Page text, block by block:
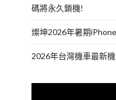
碼將永久鎖機!
燦坤2026年暑期
2026年台灣機車最新